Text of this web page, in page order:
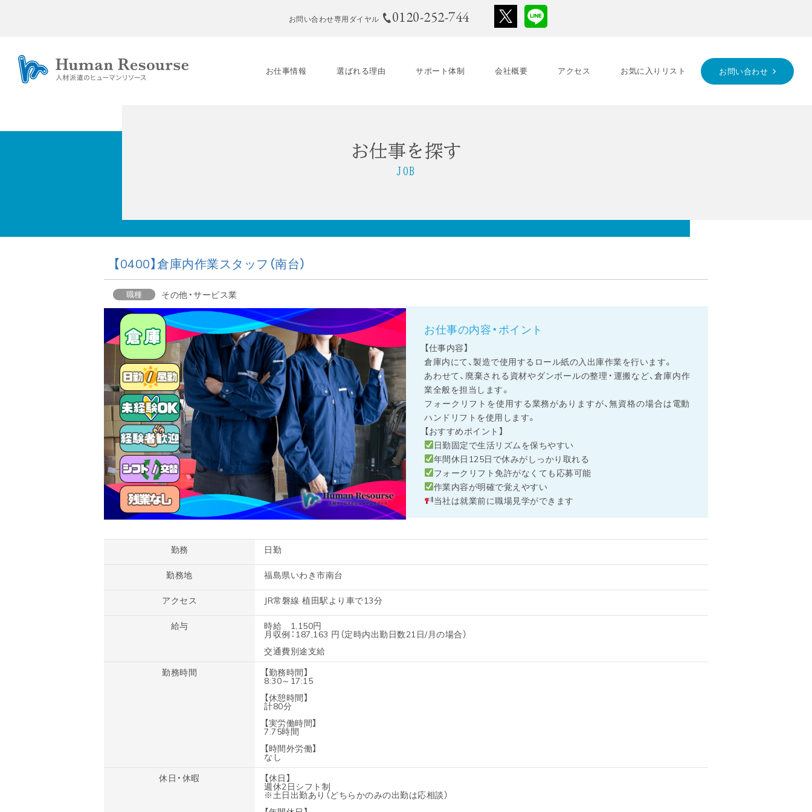
お問い合わせ専用ダイヤル 0120-252-744
お仕事情報 選ばれる理由 サポート体制 会社概要 アクセス お気に入りリスト お問い合わせ
お仕事を探す
JOB
【0400】倉庫内作業スタッフ（南台）
職種 その他・サービス業
お仕事の内容・ポイント
【仕事内容】
倉庫内にて、製造で使用するロール紙の入出庫作業を行います。
あわせて、廃棄される資材やダンボールの整理・運搬など、倉庫内作
業全般を担当します。
フォークリフトを使用する業務がありますが、無資格の場合は電動
ハンドリフトを使用します。
【おすすめポイント】
日勤固定で生活リズムを保ちやすい
年間休日125日で休みがしっかり取れる
フォークリフト免許がなくても応募可能
作業内容が明確で覚えやすい
当社は就業前に職場見学ができます
勤務 日勤
勤務地 福島県いわき市南台
アクセス JR常磐線 植田駅より車で13分
給与 時給 1,150円
月収例：187,163 円（定時内出勤日数21日/月の場合）
交通費別途支給
勤務時間
【勤務時間】
8:30～17:15
【休憩時間】
計80分
【実労働時間】
7.75時間
【時間外労働】
なし
休日・休暇
【休日】
週休2日シフト制
※土日出勤あり（どちらかのみの出勤は応相談）